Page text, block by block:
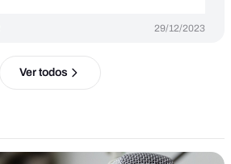
29/12/2023
Ver todos